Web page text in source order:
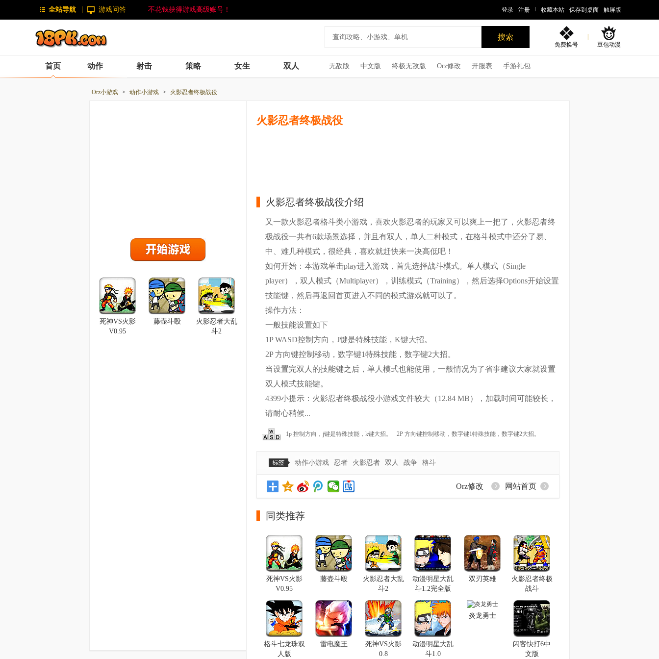
全站导航 游戏问答 不花钱获得游戏高级账号！ 触屏版
保存到桌面
收藏本站
|
注册
登录
豆包动漫
免费换号
首页 动作 射击 策略 女生 双人 无敌版 中文版 终极无敌版 Orz修改 开服表 手游礼包
Orz小游戏 > 动作小游戏 > 火影忍者终极战役
死神VS火影
V0.95
藤壶斗殴
火影忍者大乱
斗2
火影忍者终极战役
火影忍者终极战役介绍
又一款火影忍者格斗类小游戏，喜欢火影忍者的玩家又可以爽上一把了，火影忍者终
极战役一共有6款场景选择，并且有双人，单人二种模式，在格斗模式中还分了易、
中、难几种模式，很经典，喜欢就赶快来一决高低吧！
如何开始：本游戏单击play进入游戏，首先选择战斗模式。单人模式（Single
player），双人模式（Multiplayer），训练模式（Training），然后选择Options开始设置
技能键，然后再返回首页进入不同的模式游戏就可以了。
操作方法：
一般技能设置如下
1P WASD控制方向，J键是特殊技能，K键大招。
2P 方向键控制移动，数字键1特殊技能，数字键2大招。
当设置完双人的技能键之后，单人模式也能使用，一般情况为了省事建议大家就设置
双人模式技能键。
4399小提示：火影忍者终极战役小游戏文件较大（12.84 MB），加载时间可能较长，
请耐心稍候...
1p 控制方向，j键是特殊技能，k键大招。 2P 方向键控制移动，数字键1特殊技能，数字键2大招。
动作小游戏 忍者 火影忍者 双人 战争 格斗
Orz修改 网站首页
同类推荐
死神VS火影
V0.95
藤壶斗殴
火影忍者大乱
斗2
动漫明星大乱
斗1.2完全版
双刃英雄
火影忍者终极
战斗
格斗七龙珠双
人版
雷电魔王
死神VS火影
0.8
动漫明星大乱
斗1.0
炎龙勇士
闪客快打6中
文版